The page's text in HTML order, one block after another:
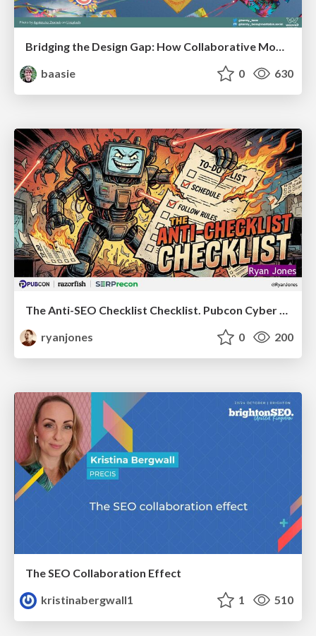
Bridging the Design Gap: How Collaborative Modelling removes blockers to flow between stakeholders and teams @FastFlow conf
baasie
0 630
ryanjones
0 200
The SEO Collaboration Effect
kristinabergwall1
1 510